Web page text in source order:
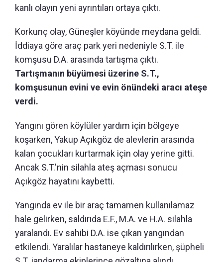
kanlı olayın yeni ayrıntıları ortaya çıktı.
Korkunç olay, Güneşler köyünde meydana geldi.
İddiaya göre araç park yeri nedeniyle S.T. ile
komşusu D.A. arasında tartışma çıktı.
Tartışmanın büyümesi üzerine S.T.,
komşusunun evini ve evin önündeki aracı ateşe
verdi.
Yangını gören köylüler yardım için bölgeye
koşarken, Yakup Açıkgöz de alevlerin arasında
kalan çocukları kurtarmak için olay yerine gitti.
Ancak S.T.'nin silahla ateş açması sonucu
Açıkgöz hayatını kaybetti.
Yangında ev ile bir araç tamamen kullanılamaz
hale gelirken, saldırıda E.F., M.A. ve H.A. silahla
yaralandı. Ev sahibi D.A. ise çıkan yangından
etkilendi. Yaralılar hastaneye kaldırılırken, şüpheli